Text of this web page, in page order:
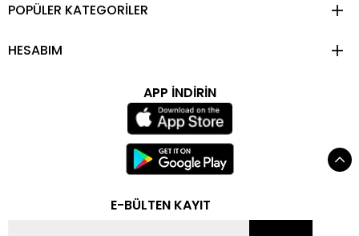
POPÜLER KATEGORİLER
HESABIM
APP İNDİRİN
E-BÜLTEN KAYIT